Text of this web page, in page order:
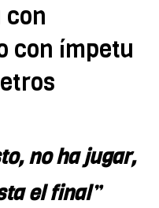
con ímpetu
no ha jugar,
el final”